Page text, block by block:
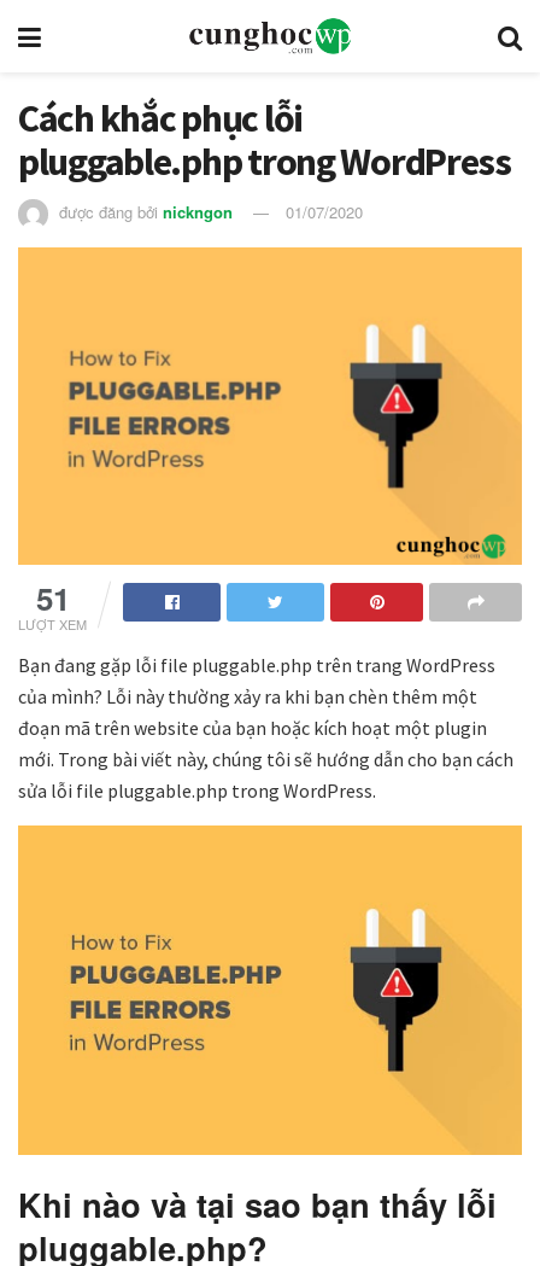
Cách khắc phục lỗi
pluggable.php trong WordPress
được đăng bởi nickngon 01/07/2020
51
LƯỢT XEM
Bạn đang gặp lỗi file pluggable.php trên trang WordPress
của mình? Lỗi này thường xảy ra khi bạn chèn thêm một
đoạn mã trên website của bạn hoặc kích hoạt một plugin
mới. Trong bài viết này, chúng tôi sẽ hướng dẫn cho bạn cách
sửa lỗi file pluggable.php trong WordPress.
Khi nào và tại sao bạn thấy lỗi
pluggable.php?